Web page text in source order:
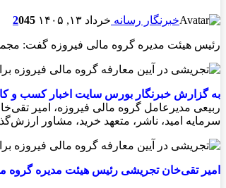
خبرنگار رسانه خرداد ۱۳, ۱۴۰۵ 2045
رئیس هیئت‌ مدیره گروه مالی فیروزه گفت: مجموعه فیروزه، از طریق سهامداری
به گزارش خبرنگار بورس سايت اخبار کسب و
ربیعی مدیرعامل گروه مالی فیروزه، امیر
سرمایه امید، ناشر، متعهد خرید، مشاور
‌امیر تقی‌خان تجریشی رئیس هیئت‌ مدیره گروه